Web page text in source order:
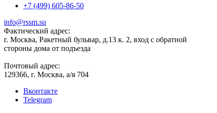
+7 (499) 605-86-50
info@rssm.su
Фактический адрес:
г. Москва, Ракетный бульвар, д.13 к. 2, вход с обратной
стороны дома от подъезда
Почтовый адрес:
129366, г. Москва, а/я 704
Вконтакте
Telegram